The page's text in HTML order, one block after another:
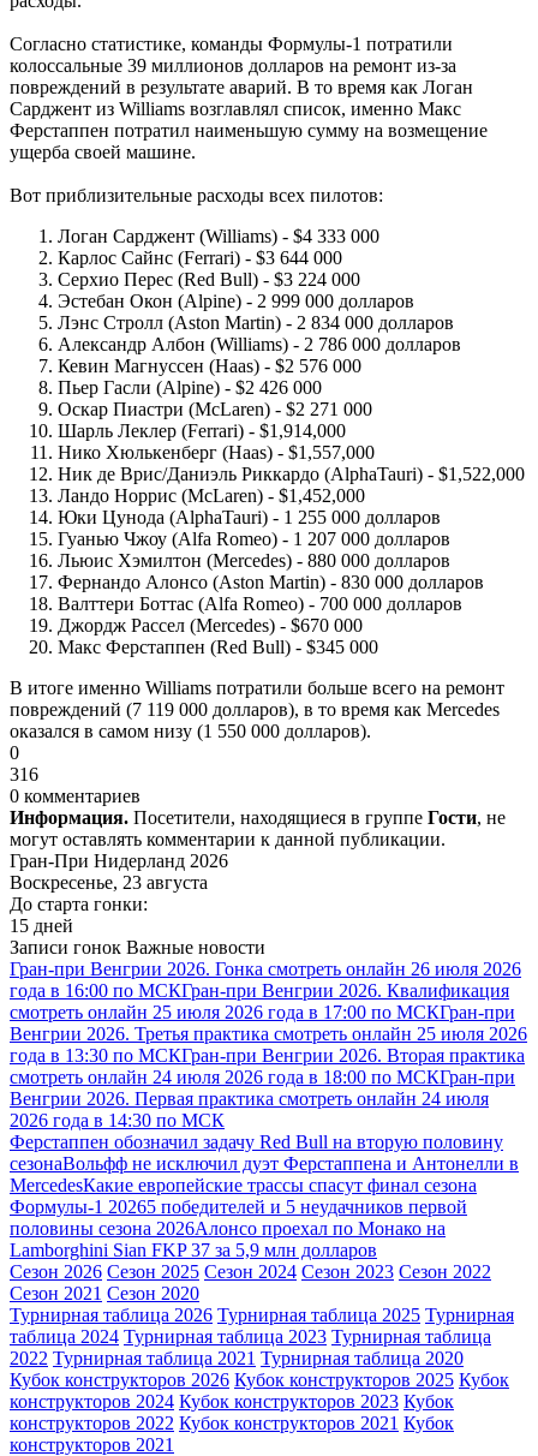
Согласно статистике, команды Формулы-1 потратили
колоссальные 39 миллионов долларов на ремонт из-за
повреждений в результате аварий. В то время как Логан
Сарджент из Williams возглавлял список, именно Макс
Ферстаппен потратил наименьшую сумму на возмещение
ущерба своей машине.
Вот приблизительные расходы всех пилотов:
Логан Сарджент (Williams) - $4 333 000
Карлос Сайнс (Ferrari) - $3 644 000
Серхио Перес (Red Bull) - $3 224 000
Эстебан Окон (Alpine) - 2 999 000 долларов
Лэнс Стролл (Aston Martin) - 2 834 000 долларов
Александр Албон (Williams) - 2 786 000 долларов
Кевин Магнуссен (Haas) - $2 576 000
Пьер Гасли (Alpine) - $2 426 000
Оскар Пиастри (McLaren) - $2 271 000
Шарль Леклер (Ferrari) - $1,914,000
Нико Хюлькенберг (Haas) - $1,557,000
Ник де Врис/Даниэль Риккардо (AlphaTauri) - $1,522,000
Ландо Норрис (McLaren) - $1,452,000
Юки Цунода (AlphaTauri) - 1 255 000 долларов
Гуанью Чжоу (Alfa Romeo) - 1 207 000 долларов
Льюис Хэмилтон (Mercedes) - 880 000 долларов
Фернандо Алонсо (Aston Martin) - 830 000 долларов
Валттери Боттас (Alfa Romeo) - 700 000 долларов
Джордж Рассел (Mercedes) - $670 000
Макс Ферстаппен (Red Bull) - $345 000
В итоге именно Williams потратили больше всего на ремонт
повреждений (7 119 000 долларов), в то время как Mercedes
оказался в самом низу (1 550 000 долларов).
0
316
0 комментариев
Информация. Посетители, находящиеся в группе Гости, не
могут оставлять комментарии к данной публикации.
Гран-При Нидерланд 2026
Воскресенье, 23 августа
До старта гонки:
15 дней
Записи гонок Важные новости
Гран-при Венгрии 2026. Гонка смотреть онлайн 26 июля 2026
года в 16:00 по МСКГран-при Венгрии 2026. Квалификация
смотреть онлайн 25 июля 2026 года в 17:00 по МСКГран-при
Венгрии 2026. Третья практика смотреть онлайн 25 июля 2026
года в 13:30 по МСКГран-при Венгрии 2026. Вторая практика
смотреть онлайн 24 июля 2026 года в 18:00 по МСКГран-при
Венгрии 2026. Первая практика смотреть онлайн 24 июля
2026 года в 14:30 по МСК
Ферстаппен обозначил задачу Red Bull на вторую половину
сезонаВольфф не исключил дуэт Ферстаппена и Антонелли в
MercedesКакие европейские трассы спасут финал сезона
Формулы-1 20265 победителей и 5 неудачников первой
половины сезона 2026Алонсо проехал по Монако на
Lamborghini Sian FKP 37 за 5,9 млн долларов
Сезон 2026 Сезон 2025 Сезон 2024 Сезон 2023 Сезон 2022
Сезон 2021 Сезон 2020
Турнирная таблица 2026 Турнирная таблица 2025 Турнирная
таблица 2024 Турнирная таблица 2023 Турнирная таблица
2022 Турнирная таблица 2021 Турнирная таблица 2020
Кубок конструкторов 2026 Кубок конструкторов 2025 Кубок
конструкторов 2024 Кубок конструкторов 2023 Кубок
конструкторов 2022 Кубок конструкторов 2021 Кубок
конструкторов 2021